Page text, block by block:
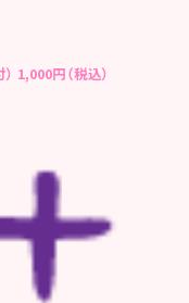
1,000円（税込）